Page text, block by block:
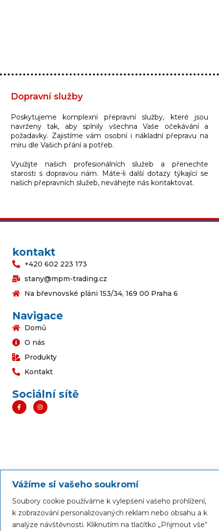
Vážíme si vašeho soukromí
Soubory cookie používáme k vylepšení vašeho prohlížení,
k zobrazování personalizovaných reklam nebo obsahu a k
analýze návštěvnosti. Kliknutím na tlačítko „Přijmout vše“
Dopravní služby
Poskytujeme komplexní přepravní služby, které jsou
navrženy tak, aby splnily všechna Vaše očekávání a
požadavky. Zajistíme vám osobní i nákladní přepravu na
míru dle Vašich přání a potřeb.
Využijte našich profesionálních služeb a přenechte
starosti s dopravou nám. Máte-li další dotazy týkající se
našich přepravních služeb, neváhejte nás kontaktovat.
kontakt
+420 602 223 173
stany@mpm-trading.cz
Na břevnovské pláni 153/34, 169 00 Praha 6
Navigace
Domů
O nás
Produkty
Kontakt
Sociální sítě